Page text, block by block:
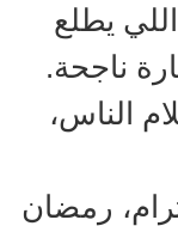
يطلع
ناجحة.
الناس،
رمضان